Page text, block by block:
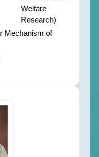
Welfare
Research)
Mechanism of